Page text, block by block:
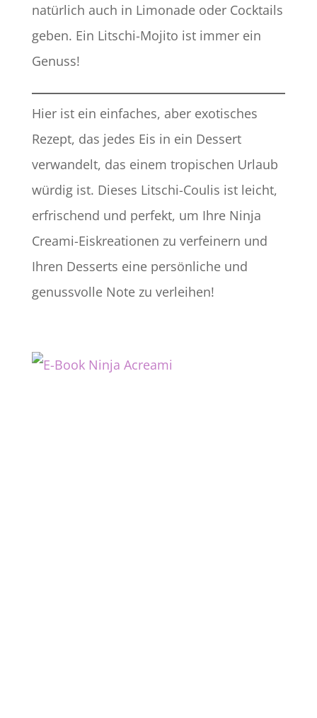
natürlich auch in Limonade oder Cocktails
geben. Ein Litschi-Mojito ist immer ein
Genuss!
Hier ist ein einfaches, aber exotisches
Rezept, das jedes Eis in ein Dessert
verwandelt, das einem tropischen Urlaub
würdig ist. Dieses Litschi-Coulis ist leicht,
erfrischend und perfekt, um Ihre Ninja
Creami-Eiskreationen zu verfeinern und
Ihren Desserts eine persönliche und
genussvolle Note zu verleihen!